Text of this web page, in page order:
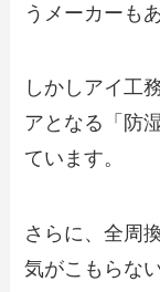
うメーカーも
しかしアイ工
アとなる「防
ています。
さらに、全周
気がこもらな